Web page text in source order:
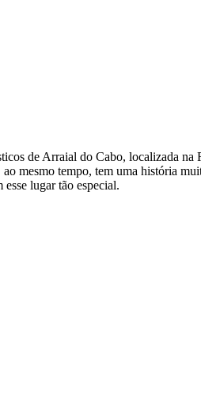
de Arraial do Cabo, localizada na
ao mesmo tempo, tem uma história
lugar tão especial.